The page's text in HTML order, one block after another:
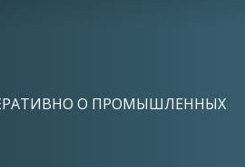
О ПРОМЫШЛЕННЫХ